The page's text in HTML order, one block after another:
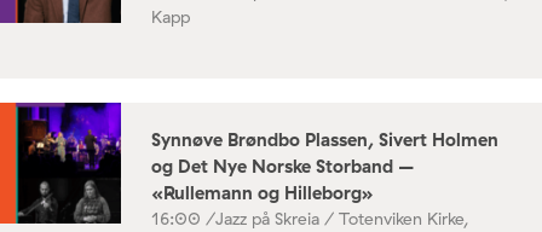
Kapp
Synnøve Brøndbo Plassen, Sivert Holmen
og Det Nye Norske Storband –
«Rullemann og Hilleborg»
16:00 /Jazz på Skreia / Totenviken Kirke,